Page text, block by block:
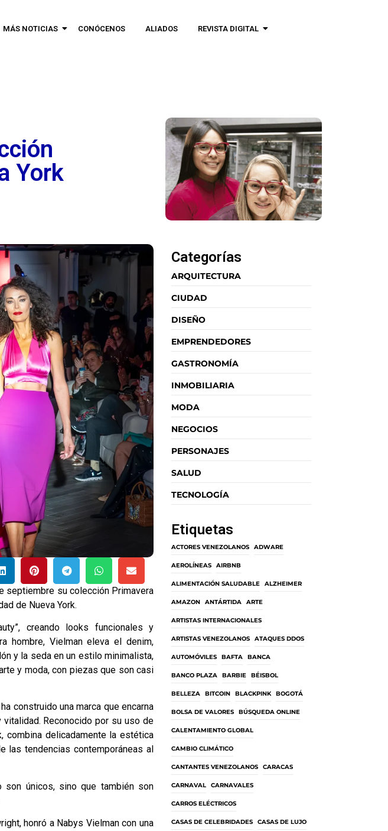
MÁS NOTICIAS CONÓCENOS ALIADOS REVISTA DIGITAL
York
septiembre su colección Primavera
de Nueva York.
creando looks funcionales y
hombre, Vielman eleva el denim,
y la seda en un estilo minimalista,
y moda, con piezas que son casi
construido una marca que encarna
Reconocido por su uso de
combina delicadamente la estética
las tendencias contemporáneas al
únicos, sino que también son
honró a Nabys Vielman con una
Categorías
ARQUITECTURA
CIUDAD
DISEÑO
EMPRENDEDORES
GASTRONOMÍA
INMOBILIARIA
MODA
NEGOCIOS
PERSONAJES
SALUD
TECNOLOGÍA
Etiquetas
ACTORES VENEZOLANOS ADWARE
AEROLÍNEAS AIRBNB
ALIMENTACIÓN SALUDABLE ALZHEIMER
AMAZON ANTÁRTIDA ARTE
ARTISTAS INTERNACIONALES
ARTISTAS VENEZOLANOS ATAQUES DDOS
AUTOMÓVILES BAFTA BANCA
BANCO PLAZA BARBIE BÉISBOL
BELLEZA BITCOIN BLACKPINK BOGOTÁ
BOLSA DE VALORES BÚSQUEDA ONLINE
CALENTAMIENTO GLOBAL
CAMBIO CLIMÁTICO
CANTANTES VENEZOLANOS CARACAS
CARNAVAL CARNAVALES
CARROS ELÉCTRICOS
CASAS DE CELEBRIDADES CASAS DE LUJO